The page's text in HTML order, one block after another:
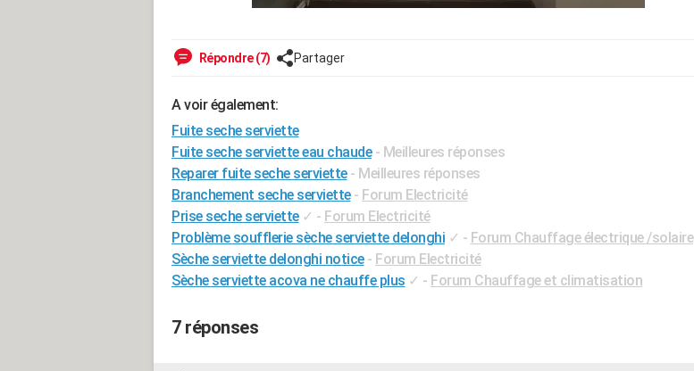
Répondre (7) Partager
A voir également:
Fuite seche serviette
Fuite seche serviette eau chaude - Meilleures réponses
Reparer fuite seche serviette - Meilleures réponses
Branchement seche serviette - Forum Electricité
Prise seche serviette ✓ - Forum Electricité
Problème soufflerie sèche serviette delonghi ✓ - Forum Chauffage électrique /solaire
Sèche serviette delonghi notice - Forum Electricité
Sèche serviette acova ne chauffe plus ✓ - Forum Chauffage et climatisation
7 réponses